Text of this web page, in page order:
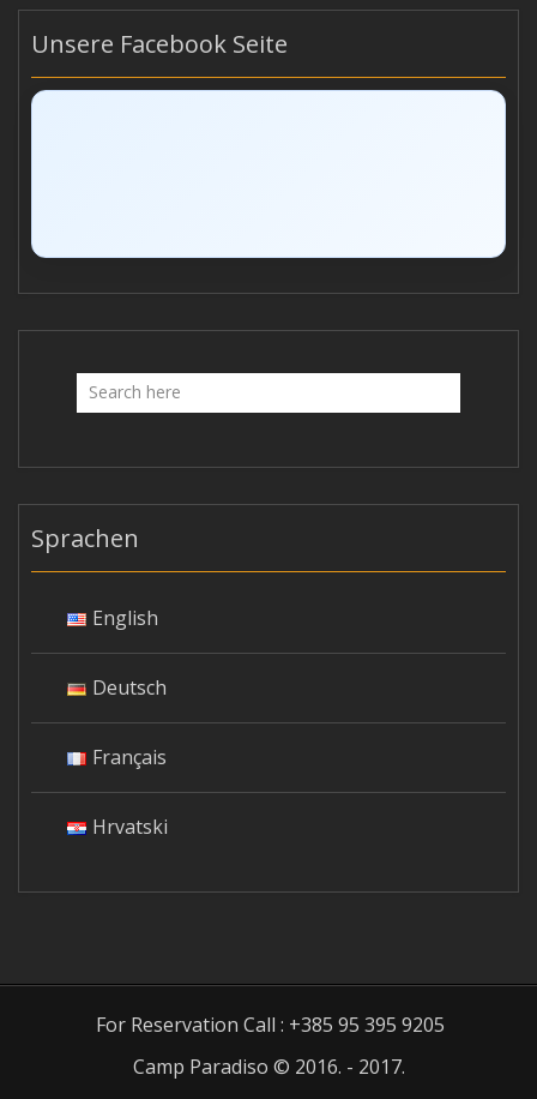
Unsere Facebook Seite
Sprachen
English
Deutsch
Français
Hrvatski
For Reservation Call : +385 95 395 9205
Camp Paradiso © 2016. - 2017.